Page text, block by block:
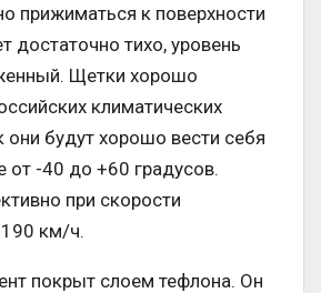
прижиматься к поверхности
достаточно тихо, уровень
Щетки хорошо
климатических
они будут хорошо вести себя
от -40 до +60 градусов.
при скорости
км/ч.
покрыт слоем тефлона. Он